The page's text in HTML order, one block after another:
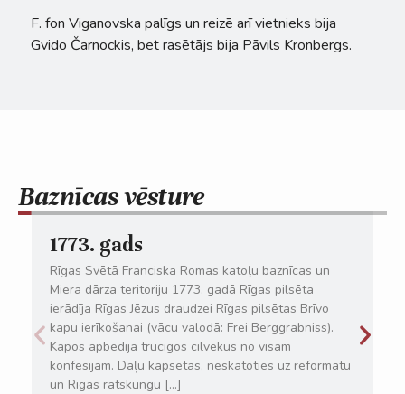
F. fon Viganovska palīgs un reizē arī vietnieks bija
Gvido Čarnockis, bet rasētājs bija Pāvils Kronbergs.
Baznīcas vēsture
1773. gads
Rīgas Svētā Franciska Romas katoļu baznīcas un
Miera dārza teritoriju 1773. gadā Rīgas pilsēta
ierādīja Rīgas Jēzus draudzei Rīgas pilsētas Brīvo
kapu ierīkošanai (vācu valodā: Frei Berggrabniss).
Kapos apbedīja trūcīgos cilvēkus no visām
konfesijām. Daļu kapsētas, neskatoties uz reformātu
un Rīgas rātskungu […]